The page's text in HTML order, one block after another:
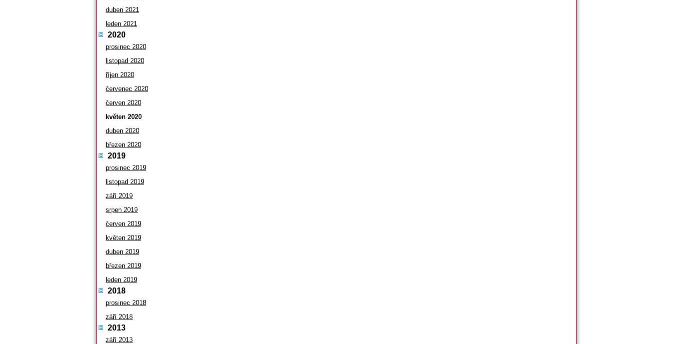
duben 2021
leden 2021
2020
prosinec 2020
listopad 2020
říjen 2020
červenec 2020
červen 2020
květen 2020
duben 2020
březen 2020
2019
prosinec 2019
listopad 2019
září 2019
srpen 2019
červen 2019
květen 2019
duben 2019
březen 2019
leden 2019
2018
prosinec 2018
září 2018
2013
září 2013